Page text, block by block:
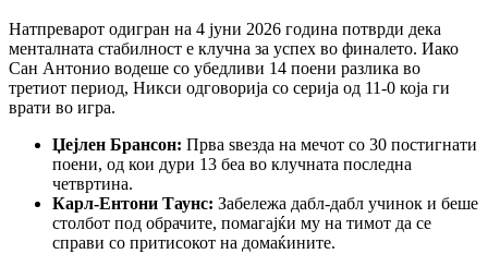
Натпреварот одигран на 4 јуни 2026 година потврди дека
менталната стабилност е клучна за успех во финалето. Иако
Сан Антонио водеше со убедливи 14 поени разлика во
третиот период, Никси одговорија со серија од 11-0 која ги
врати во игра.
Џејлен Брансон: Прва ѕвезда на мечот со 30 постигнати
поени, од кои дури 13 беа во клучната последна
четвртина.
Карл-Ентони Таунс: Забележа дабл-дабл учинок и беше
столбот под обрачите, помагајќи му на тимот да се
справи со притисокот на домаќините.